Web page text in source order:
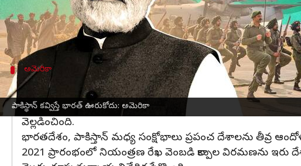
పాకిస్థాన్ కవ్విస్తే భారత్ ఊరుకోదు: అమెరికా
ప్రధాని మోదీనాయకత్వంలో భారతదేశాన్ని పాకిస్థాన్
ఉన్నాయని నివేదిక పేర్కొంది.
అమెరికా
సీమాంతర ఉగ్రవాదాన్ని ప్రోత్సహిస్తున్న పాక్: అమెరికా
కాశ్మీర్ సమస్య, పాకిస్తాన్ ప్రోత్సహిస్తున్న సీమాంతర ఉగ్రవాదం
వెల్లడించింది.
భారతదేశం, పాకిస్తాన్ మధ్య సంక్షోభాలు ప్రపంచ దేశాలను తీవ్ర
2021 ప్రారంభంలో నియంత్రణ రేఖ వెంబడి కాల్పుల విరమణను